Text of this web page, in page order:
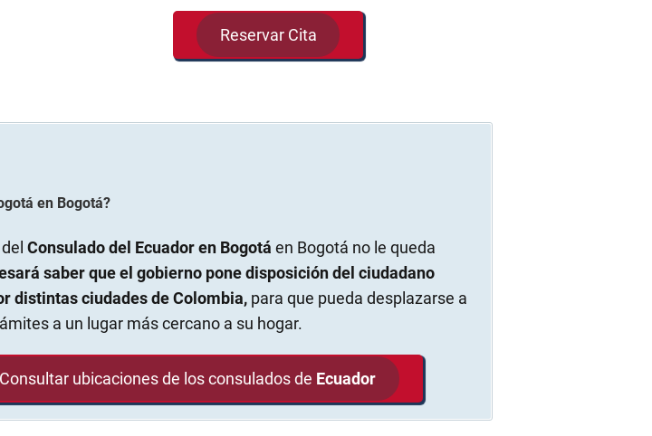
Reservar Cita
en Bogotá?
Consulado del Ecuador en Bogotá en Bogotá no le queda
saber que el gobierno pone disposición del ciudadano
distintas ciudades de Colombia,para que pueda desplazarse a
a un lugar más cercano a su hogar.
Consultar ubicaciones de los consulados de Ecuador